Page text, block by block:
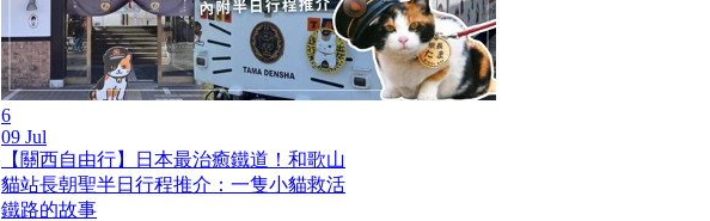
6
09 Jul
【關西自由行】日本最治癒鐵道！和歌山
貓站長朝聖半日行程推介：一隻小貓救活
鐵路的故事